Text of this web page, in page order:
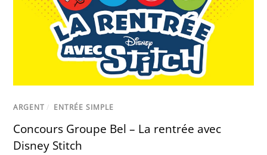
ARGENT / ENTRÉE SIMPLE
Concours Groupe Bel – La rentrée avec
Disney Stitch